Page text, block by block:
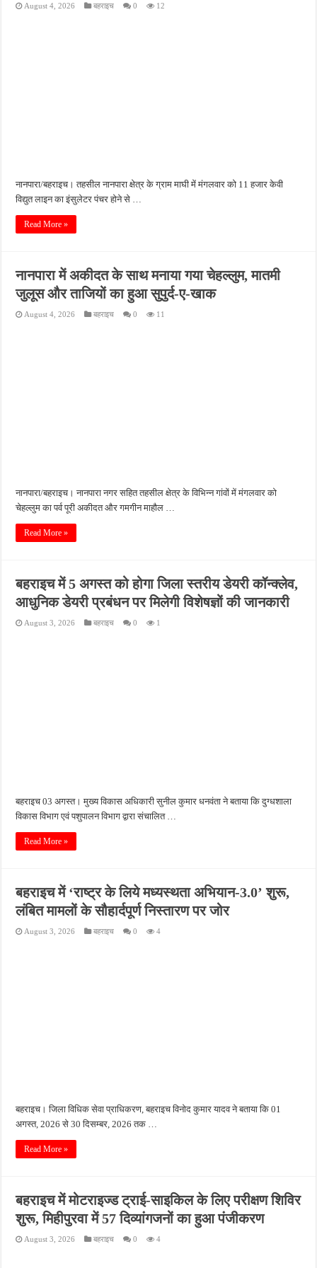
पीएमजीएसवाई सड़क की हालत पर फिर उठे सवाल, ग्रामीणों ने गड्ढों और जलभराव की बताई
August 4, 2026 बहराइच 0 12
नानपारा/बहराइच। तहसील नानपारा क्षेत्र के ग्राम माघी में मंगलवार को 11 हजार केवी
विद्युत लाइन का इंसुलेटर पंचर होने से …
Read More »
नानपारा में अकीदत के साथ मनाया गया चेहल्लुम, मातमी
जुलूस और ताजियों का हुआ सुपुर्द-ए-खाक
August 4, 2026 बहराइच 0 11
नानपारा/बहराइच। नानपारा नगर सहित तहसील क्षेत्र के विभिन्न गांवों में मंगलवार को
चेहल्लुम का पर्व पूरी अकीदत और गमगीन माहौल …
Read More »
बहराइच में 5 अगस्त को होगा जिला स्तरीय डेयरी कॉन्क्लेव,
आधुनिक डेयरी प्रबंधन पर मिलेगी विशेषज्ञों की जानकारी
August 3, 2026 बहराइच 0 1
बहराइच 03 अगस्त। मुख्य विकास अधिकारी सुनील कुमार धनवंता ने बताया कि दुग्धशाला
विकास विभाग एवं पशुपालन विभाग द्वारा संचालित …
Read More »
बहराइच में ‘राष्ट्र के लिये मध्यस्थता अभियान-3.0’ शुरू,
लंबित मामलों के सौहार्दपूर्ण निस्तारण पर जोर
August 3, 2026 बहराइच 0 4
बहराइच। जिला विधिक सेवा प्राधिकरण, बहराइच विनोद कुमार यादव ने बताया कि 01
अगस्त, 2026 से 30 दिसम्बर, 2026 तक …
Read More »
बहराइच में मोटराइज्ड ट्राई-साइकिल के लिए परीक्षण शिविर
शुरू, मिहीपुरवा में 57 दिव्यांगजनों का हुआ पंजीकरण
August 3, 2026 बहराइच 0 4